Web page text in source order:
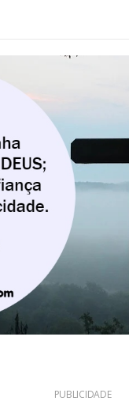
PUBLICIDADE